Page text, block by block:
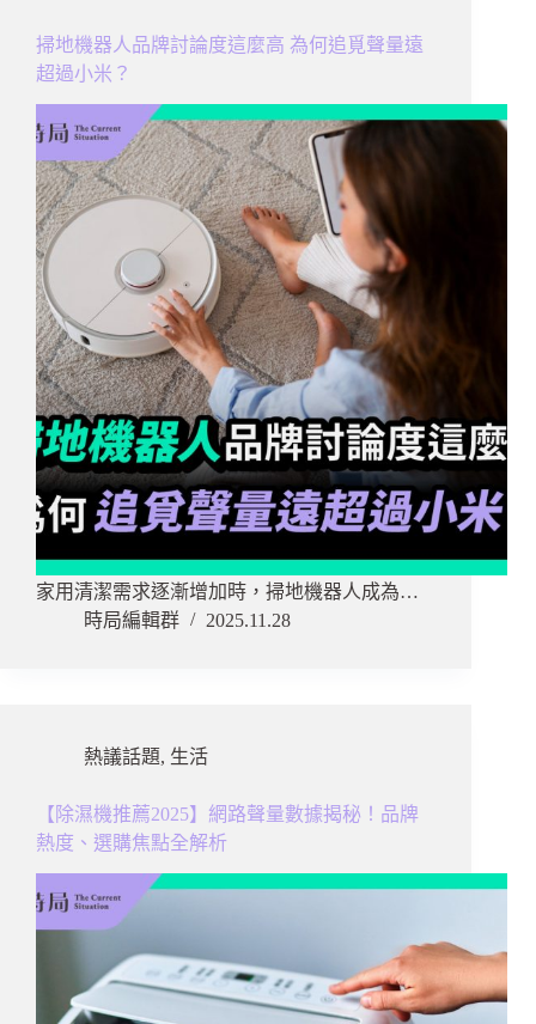
掃地機器人品牌討論度這麼高 為何追覓聲量遠
超過小米？
家用清潔需求逐漸增加時，掃地機器人成為…
時局編輯群
2025.11.28
熱議話題, 生活
【除濕機推薦2025】網路聲量數據揭秘！品牌
熱度、選購焦點全解析